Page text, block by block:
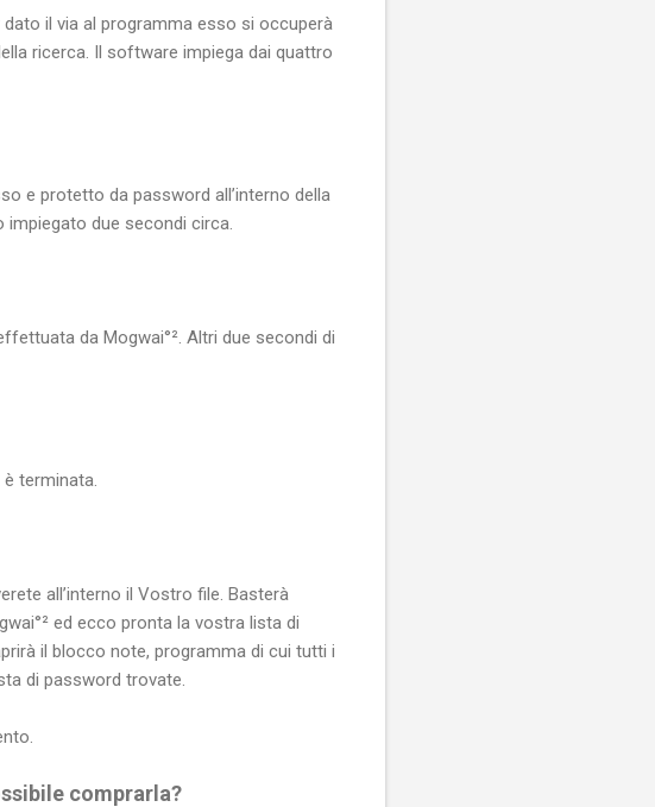
il via al programma esso si occuperà
ricerca. Il software impiega dai quattro
e protetto da password all’interno della
due secondi circa.
da Mogwai°². Altri due secondi di
terminata.
all’interno il Vostro file. Basterà
ed ecco pronta la vostra lista di
il blocco note, programma di cui tutti i
di password trovate.
comprarla?